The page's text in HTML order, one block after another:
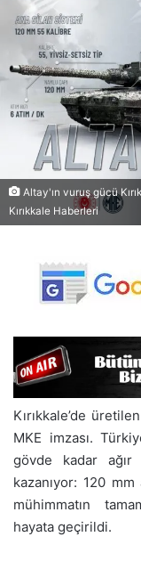
Altay'ın vuruş gücü
Kırıkkale Haberleri
Kırıkkale’de
MKE imzası.
gövde kadar
kazanıyor: 120
mühimmatın
hayata geçirildi.